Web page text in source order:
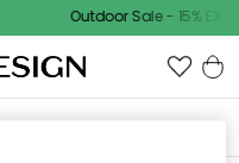
Outdoor Sale - 15%